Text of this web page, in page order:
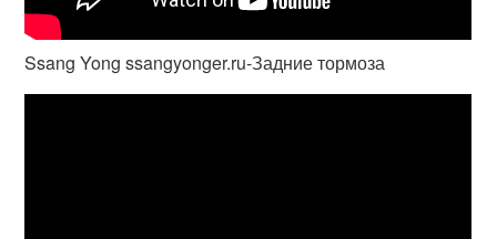
Ssang Yong ssangyonger.ru-Задние тормоза